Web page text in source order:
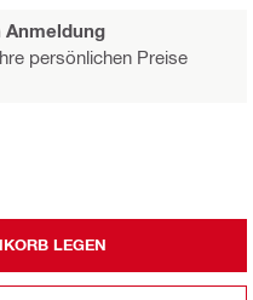
Anmeldung
persönlichen Preise
LEGEN